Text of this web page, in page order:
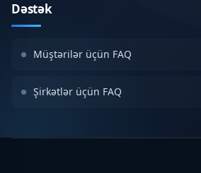
Dəstək
Müştərilər üçün FAQ
Şirkətlər üçün FAQ